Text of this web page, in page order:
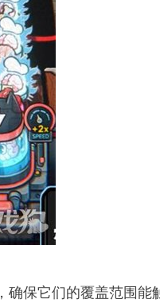
，确保它们的覆盖范围能